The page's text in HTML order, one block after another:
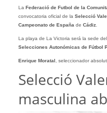
La Federació de Futbol de la
convocatoria oficial de la Selecció
Campeonato de España de Cádiz.
La playa de La Victoria será la sede del
Selecciones Autonómicas de Fútbol
Enrique Moratal , seleccionador
Selecció
masculina